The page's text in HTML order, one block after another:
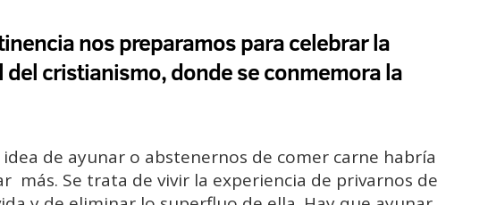
nos preparamos para celebrar la
del cristianismo, donde se conmemora la
de ayunar o abstenernos de comer carne habría
más. Se trata de vivir la experiencia de privarnos de